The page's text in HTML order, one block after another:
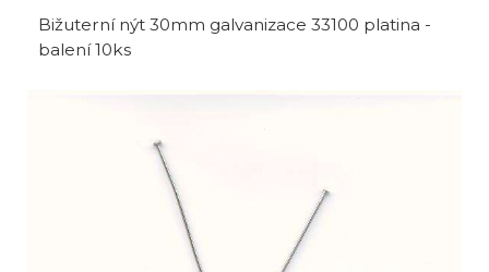
Bižuterní nýt 30mm galvanizace 33100 platina -
balení 10ks